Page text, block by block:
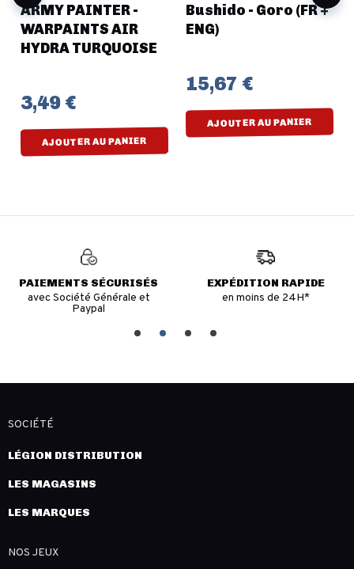
ARMY PAINTER -
WARPAINTS AIR
HYDRA TURQUOISE
3,49 €
AJOUTER AU PANIER
Bushido - Goro (FR +
ENG)
15,67 €
AJOUTER AU PANIER
PAIEMENTS SÉCURISÉS
avec Société Générale et
Paypal
EXPÉDITION RAPIDE
en moins de 24H*
SOCIÉTÉ
LÉGION DISTRIBUTION
LES MAGASINS
LES MARQUES
NOS JEUX